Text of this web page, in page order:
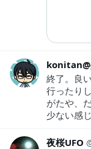
konitan@
終了。良
行ったり
がたや、
少ない感
夜桜UFO